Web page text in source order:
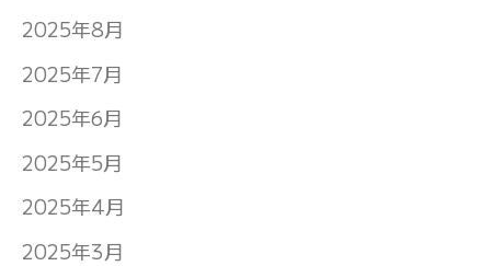
2025年8月
2025年7月
2025年6月
2025年5月
2025年4月
2025年3月